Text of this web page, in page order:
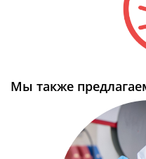
Приборы
Тензиометры
Мы также